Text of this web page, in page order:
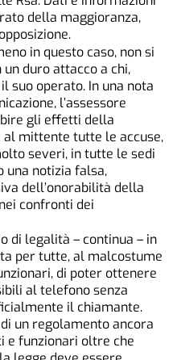
della maggioranza,
in questo caso, non si
duro attacco a chi,
suo operato. In una nota
l’assessore
gli effetti della
al mittente tutte le accuse,
severi, in tutte le sedi
una notizia falsa,
dell’onorabilità della
confronti dei
di legalità – continua – in
per tutte, al malcostume
di poter ottenere
al telefono senza
il chiamante.
un regolamento ancora
e funzionari oltre che